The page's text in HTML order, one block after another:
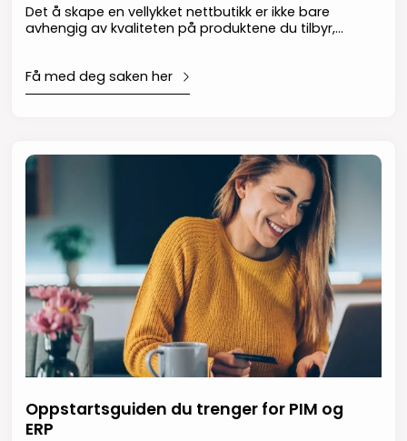
Det å skape en vellykket nettbutikk er ikke bare
avhengig av kvaliteten på produktene du tilbyr,
riktige betalings- og fraktalternativer viktig for at
din bedrift skal lykkes med en nettbutikk.
Få med deg saken her
Oppstartsguiden du trenger for PIM og
ERP